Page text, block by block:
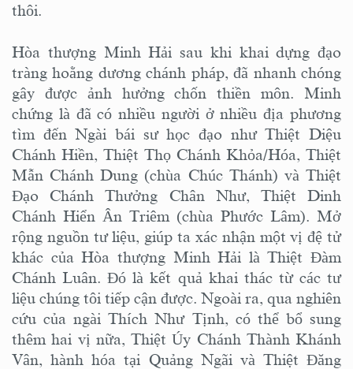
thôi.
Hòa thượng Minh Hải sau khi khai dựng đạo
tràng hoằng dương chánh pháp, đã nhanh chóng
gây được ảnh hưởng chốn thiền môn. Minh
chứng là đã có nhiều người ở nhiều địa phương
tìm đến Ngài bái sư học đạo như Thiệt Diệu
Chánh Hiền, Thiệt Thọ Chánh Khỏa/Hóa, Thiệt
Mẫn Chánh Dung (chùa Chúc Thánh) và Thiệt
Đạo Chánh Thưởng Chân Như, Thiệt Dinh
Chánh Hiển Ân Triêm (chùa Phước Lâm). Mở
rộng nguồn tư liệu, giúp ta xác nhận một vị đệ tử
khác của Hòa thượng Minh Hải là Thiệt Đàm
Chánh Luân. Đó là kết quả khai thác từ các tư
liệu chúng tôi tiếp cận được. Ngoài ra, qua nghiên
cứu của ngài Thích Như Tịnh, có thể bổ sung
thêm hai vị nữa, Thiệt Úy Chánh Thành Khánh
Vân, hành hóa tại Quảng Ngãi và Thiệt Đăng